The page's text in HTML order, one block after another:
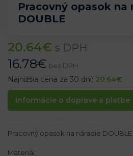
Pracovný opasok na
DOUBLE
20.64€ s DPH
16.78€ bez DPH
Najnižšia cena za 30 dní: 20.64€
Informácie o doprave a platbe
Pracovný opasok na náradie DOUBLE
Materiál: